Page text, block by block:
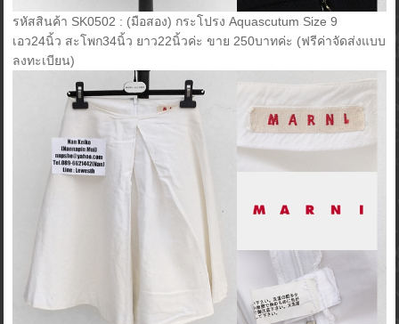
รหัสสินค้า SK0502 : (มือสอง) กระโปรง Aquascutum Size 9
เอว24นิ้ว สะโพก34นิ้ว ยาว22นิ้วค่ะ ขาย 250บาทค่ะ (ฟรีค่าจัดส่งแบบ
ลงทะเบียน)